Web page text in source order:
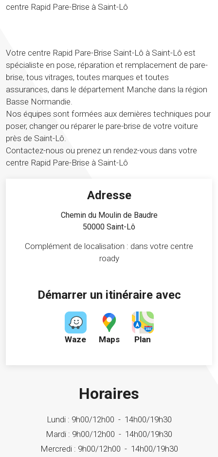
centre Rapid Pare-Brise à Saint-Lô
Votre centre Rapid Pare-Brise Saint-Lô à Saint-Lô est
spécialiste en pose, réparation et remplacement de pare-
brise, tous vitrages, toutes marques et toutes
assurances, dans le département Manche dans la région
Basse Normandie.
Nos équipes sont formées aux dernières techniques pour
poser, changer ou réparer le pare-brise de votre voiture
près de Saint-Lô.
Contactez-nous ou prenez un rendez-vous dans votre
centre Rapid Pare-Brise à Saint-Lô
Adresse
Chemin du Moulin de Baudre
50000 Saint-Lô
Complément de localisation : dans votre centre
roady
Démarrer un itinéraire avec
Waze Maps Plan
Horaires
Lundi : 9h00/12h00 - 14h00/19h30
Mardi : 9h00/12h00 - 14h00/19h30
Mercredi : 9h00/12h00 - 14h00/19h30